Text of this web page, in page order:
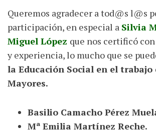
Queremos agradecer a tod@s l@s
participación, en especial a Silvia
Miguel López que nos certificó
y experiencia, lo mucho que se
la Educación Social en el trabajo
Mayores.
Basilio Camacho Pérez
Mª Emilia Martínez Reche.